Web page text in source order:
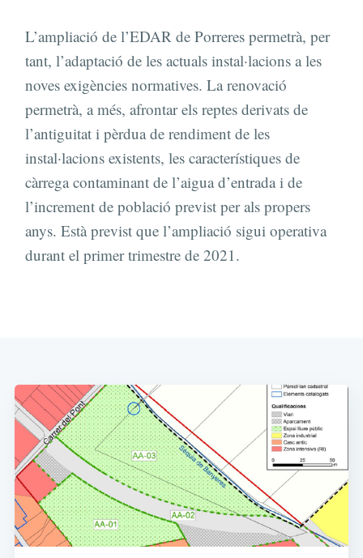
L’ampliació de l’EDAR de Porreres permetrà, per
tant, l’adaptació de les actuals instal·lacions a les
noves exigències normatives. La renovació
permetrà, a més, afrontar els reptes derivats de
l’antiguitat i pèrdua de rendiment de les
instal·lacions existents, les característiques de
càrrega contaminant de l’aigua d’entrada i de
l’increment de població previst per als propers
anys. Està previst que l’ampliació sigui operativa
durant el primer trimestre de 2021.